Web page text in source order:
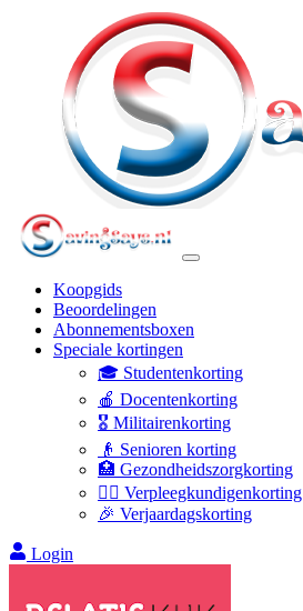
Koopgids
Beoordelingen
Abonnementsboxen
Speciale kortingen
🎓 Studentenkorting
🍎 Docentenkorting
🎖️ Militairenkorting
👴 Senioren korting
🏥 Gezondheidszorgkorting
👩‍⚕️ Verpleegkundigenkorting
🎉 Verjaardagskorting
Login